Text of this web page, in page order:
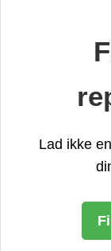
Lad ikke